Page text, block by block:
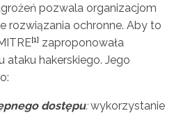
pozwala organizacjom
rozwiązania ochronne. Aby to
[1] zaproponowała
ataku hakerskiego. Jego
dostępu:wykorzystanie